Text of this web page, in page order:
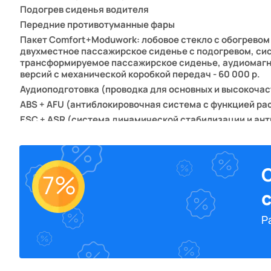
Подогрев сиденья водителя
Передние противотуманные фары
Пакет Comfort+Moduwork: лобовое стекло с
двухместное пассажирское сиденье с подогревом,
трансформируемое пассажирское сиденье,
версий с механической коробкой передач - 60 000 р.
Аудиоподготовка (проводка для основных и
ABS + AFU (антиблокировочная система с функцией
ESC + ASR (система динамической стабилизации и
Центральный замок с функцией автоматического
Вещевое отделение (бокс) под креслом водителя,
Полноразмерное запасное колесо, стальной диск
Правая сдвижная боковая дверь
Задние распашные двери 50/50, открывающиеся на
Неокрашенные передний и задний бампер, ручки
Окраска акрил: Белый "Blanc Icy"
Окраска "металлик": Серебристый "Gris Aluminium"
7%